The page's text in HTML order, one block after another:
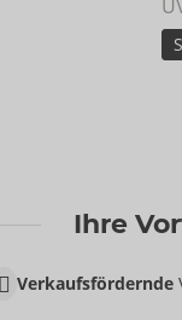
S
Ihre
Verkaufsfördernde